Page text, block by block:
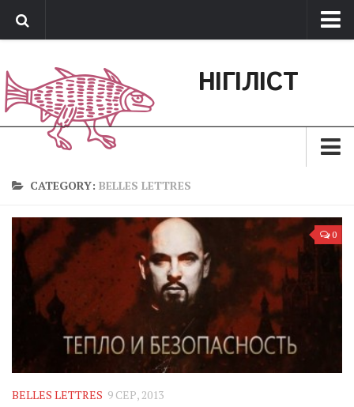
Обратная связь
Поддержать сайт
НІГІЛІСТ
Зараз
Позиція
Дії
Belles lettres
Агітатор
Музика революції
CATEGORY: BELLES LETTRES
0
BELLES LETTRES 9 СЕР, 2013